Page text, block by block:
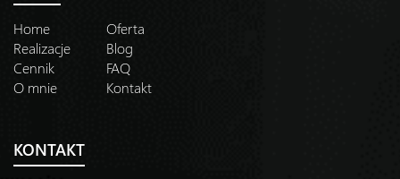
Home
Oferta
Realizacje
Blog
Cennik
FAQ
O mnie
Kontakt
KONTAKT